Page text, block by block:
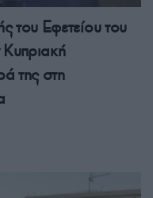
του Εφετείου του
Κυπριακή
της στη